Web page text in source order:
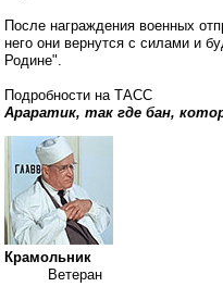
После награждения военных
него они вернутся с силами и
Родине".
Подробности на ТАСС
Араратик, так где бан,
Крамольник
Ветеран